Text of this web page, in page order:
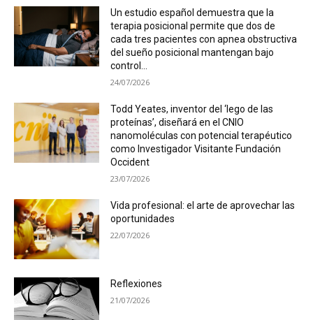
Un estudio español demuestra que la
terapia posicional permite que dos de
cada tres pacientes con apnea obstructiva
del sueño posicional mantengan bajo
control...
24/07/2026
Todd Yeates, inventor del ‘lego de las
proteínas’, diseñará en el CNIO
nanomoléculas con potencial terapéutico
como Investigador Visitante Fundación
Occident
23/07/2026
Vida profesional: el arte de aprovechar las
oportunidades
22/07/2026
Reflexiones
21/07/2026